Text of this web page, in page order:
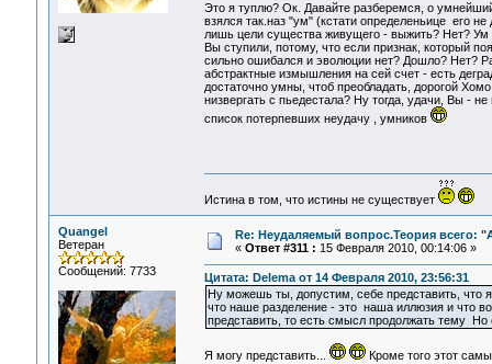
Это я туплю? Ок. Давайте разберемся, о
взялся так.наз "ум" (кстати определеньице его
лишь цели существа живущего - выжить? Нет? Ум
Вы ступили, потому, что если признак, который
сильно ошибался и эволюции нет? Дошло? Нет?
абстрактные измышления на сей счет - есть
достаточно умны, чтоб преобладать, дорогой
низвергать с пьедестала? Ну тогда, удачи, Вы -
список потерпевших неудачу , умников
Истина в том, что истины не существует
Quangel
Ветеран
Сообщений: 7733
Re: Неудаляемый вопрос.Теория всего:
« Ответ #311 : 15 Февраля 2010, 00:14:06 »
Цитата: Delema от 14 Февраля 2010, 23:56:31
Ну можешь ты, допустим, себе представить, что
что наше разделение - это наша иллюзия и что
представить, то есть смысл продолжать тему Но
Я могу представить...
Кроме того этот